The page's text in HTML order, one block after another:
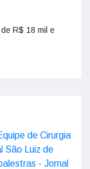
R$ 18 mil e
de Cirurgia
São Luiz de
- Jornal